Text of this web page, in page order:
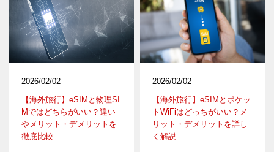
2026/02/02
【海外旅行】eSIMと物理SI
Mではどちらがいい？違い
やメリット・デメリットを
徹底比較
2026/02/02
【海外旅行】eSIMとポケッ
トWiFiはどっちがいい？メ
リット・デメリットを詳し
く解説